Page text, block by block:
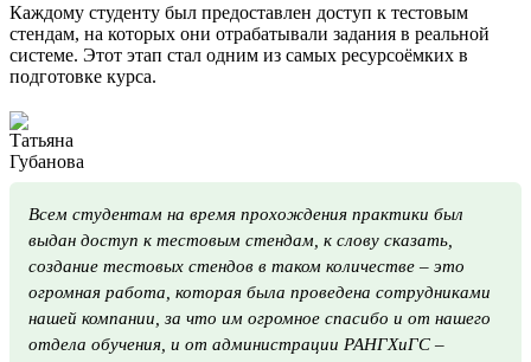
Каждому студенту был предоставлен доступ к тестовым
стендам, на которых они отрабатывали задания в реальной
системе. Этот этап стал одним из самых ресурсоёмких в
подготовке курса.
Всем студентам на время прохождения практики был
выдан доступ к тестовым стендам, к слову сказать,
создание тестовых стендов в таком количестве – это
огромная работа, которая была проведена сотрудниками
нашей компании, за что им огромное спасибо и от нашего
отдела обучения, и от администрации РАНГХиГС –